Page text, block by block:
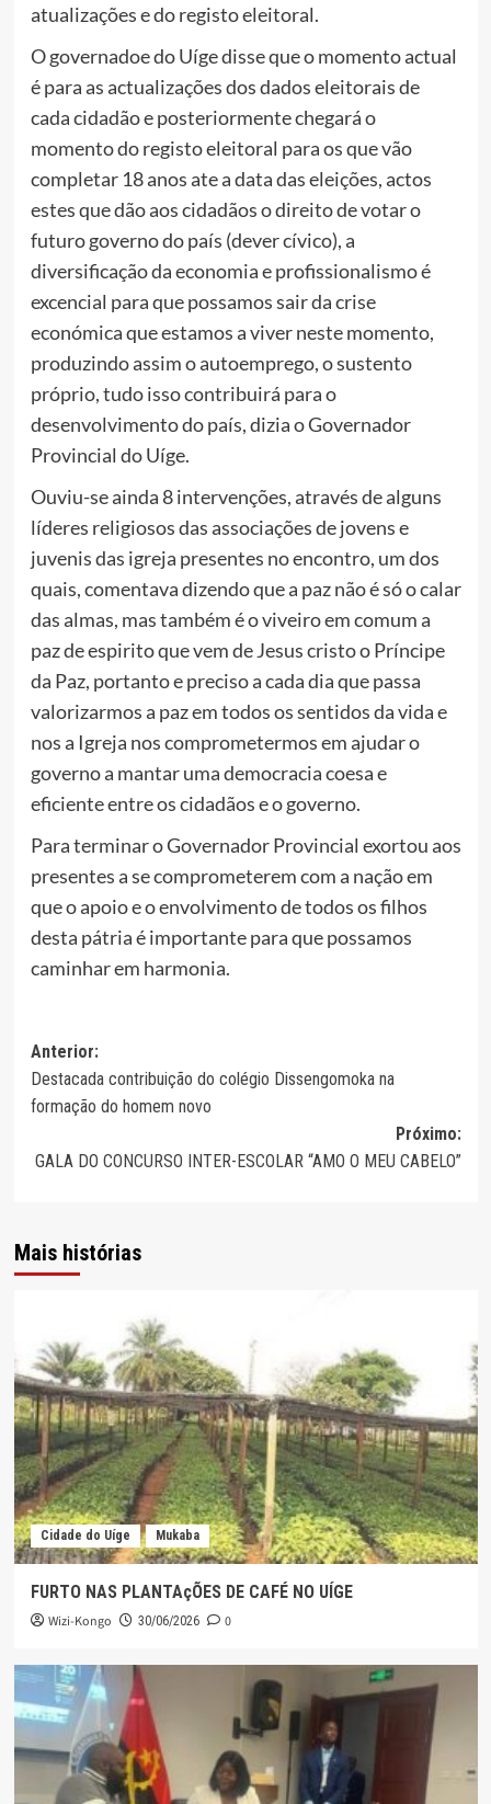
atualizações e do registo eleitoral.
O governadoe do Uíge disse que o momento actual
é para as actualizações dos dados eleitorais de
cada cidadão e posteriormente chegará o
momento do registo eleitoral para os que vão
completar 18 anos ate a data das eleições, actos
estes que dão aos cidadãos o direito de votar o
futuro governo do país (dever cívico), a
diversificação da economia e profissionalismo é
excencial para que possamos sair da crise
económica que estamos a viver neste momento,
produzindo assim o autoemprego, o sustento
próprio, tudo isso contribuirá para o
desenvolvimento do país, dizia o Governador
Provincial do Uíge.
Ouviu-se ainda 8 intervenções, através de alguns
líderes religiosos das associações de jovens e
juvenis das igreja presentes no encontro, um dos
quais, comentava dizendo que a paz não é só o calar
das almas, mas também é o viveiro em comum a
paz de espirito que vem de Jesus cristo o Príncipe
da Paz, portanto e preciso a cada dia que passa
valorizarmos a paz em todos os sentidos da vida e
nos a Igreja nos comprometermos em ajudar o
governo a mantar uma democracia coesa e
eficiente entre os cidadãos e o governo.
Para terminar o Governador Provincial exortou aos
presentes a se comprometerem com a nação em
que o apoio e o envolvimento de todos os filhos
desta pátria é importante para que possamos
caminhar em harmonia.
Navegação
de
artigos
Anterior:
Destacada contribuição do colégio Dissengomoka na
formação do homem novo
Próximo:
GALA DO CONCURSO INTER-ESCOLAR “AMO O MEU CABELO”
Mais histórias
Cidade do Uíge Mukaba
FURTO NAS PLANTAçÕES DE CAFÉ NO UÍGE
Wizi-Kongo 30/06/2026 0